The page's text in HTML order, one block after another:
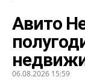
Авито
06.08.2026 15:59